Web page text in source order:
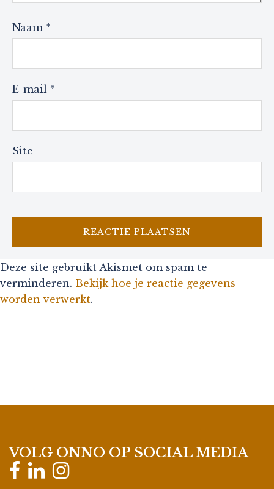
Naam *
E-mail *
Site
Deze site gebruikt Akismet om spam te
verminderen. Bekijk hoe je reactie gegevens
worden verwerkt.
VOLG ONNO OP SOCIAL MEDIA